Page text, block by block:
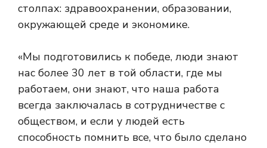
столпах: здравоохранении, образовании,
окружающей среде и экономике.
«Мы подготовились к победе, люди знают
нас более 30 лет в той области, где мы
работаем, они знают, что наша работа
всегда заключалась в сотрудничестве с
обществом, и если у людей есть
способность помнить все, что было сделано